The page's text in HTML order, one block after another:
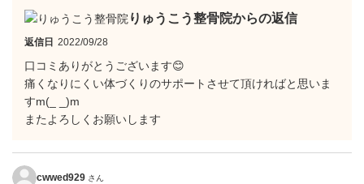
りゅうこう整骨院からの返信
返信日 2022/09/28
口コミありがとうございます😊
痛くなりにくい体づくりのサポートさせて頂ければと思いま
すm(_ _)m
またよろしくお願いします
cwwed929 さん